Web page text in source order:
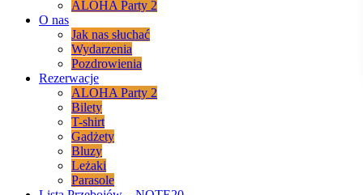
ALOHA Party 2
O nas
Jak nas słuchać
Wydarzenia
Pozdrowienia
Rezerwacje
ALOHA Party 2
Bilety
T-shirt
Gadżety
Bluzy
Leżaki
Parasole